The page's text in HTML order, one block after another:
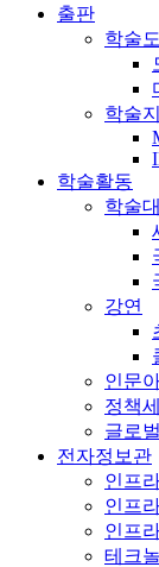
출판
학술
학술지
학술활동
학술
강연
인문
정책
글로
전자정보관
인프
인프
인프
테크